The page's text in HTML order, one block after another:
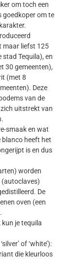
om toch een
goedkoper om te
maar liefst 125
stad Tequila), en
30 gemeenten),
(met 8
Deze
van de
uitstrekt van
smaak en wat
blanco heeft het
is en dus
worden
(autoclaves)
De
oven (een
je tequila
of ‘white’):
die kleurloos